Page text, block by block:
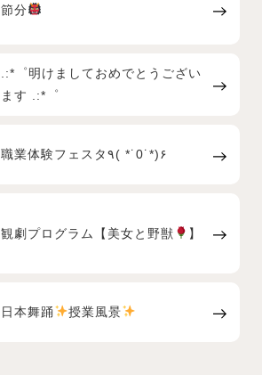
節分
.:*゜明けましておめでとうござい
ます .:*゜
職業体験フェスタ٩( *˙0˙*)۶
観劇プログラム【美女と野獣 】
日本舞踊 授業風景